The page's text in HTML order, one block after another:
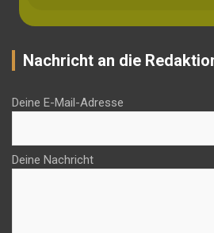
Nachricht an die
Deine E-Mail-Adresse
Deine Nachricht